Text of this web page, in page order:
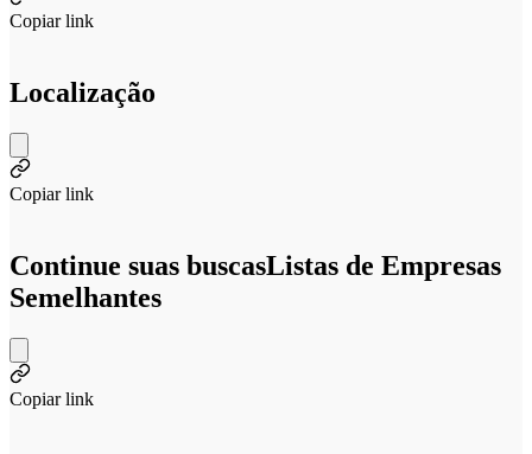
Copiar link
Localização
Copiar link
Continue suas buscasListas de Empresas
Semelhantes
Copiar link